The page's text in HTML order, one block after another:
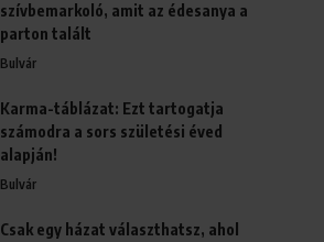
szívbemarkoló, amit az édesanya a
parton talált
Bulvár
Karma-táblázat: Ezt tartogatja
számodra a sors születési éved
alapján!
Bulvár
Csak egy házat választhatsz, ahol